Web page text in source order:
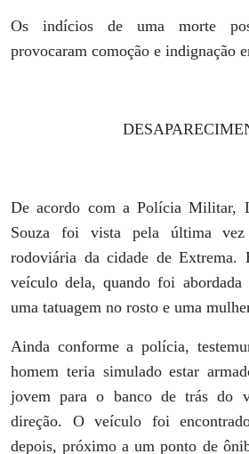
Os indícios de uma morte
provocaram comoção e indignação
De acordo com a Polícia Militar,
Souza foi vista pela última vez
rodoviária da cidade de Extrema.
veículo dela, quando foi
uma tatuagem no rosto e uma
Ainda conforme a polícia,
homem teria simulado estar
jovem para o banco de trás do
direção. O veículo foi
depois, próximo a um ponto de